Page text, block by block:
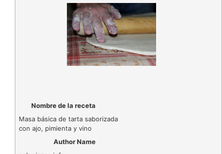
Nombre de la receta
Masa básica de tarta saborizada
con ajo, pimienta y vino
Author Name